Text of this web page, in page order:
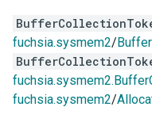
fuchsia.sysmem2/
fuchsia.sysmem2/